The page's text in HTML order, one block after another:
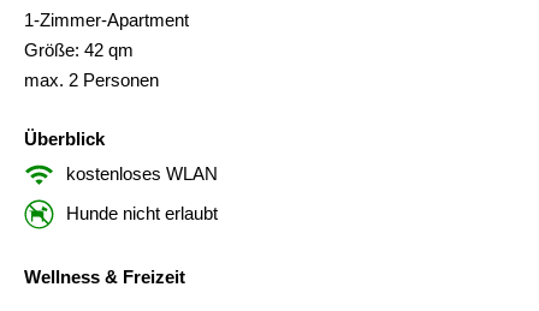
1-Zimmer-Apartment
Größe: 42 qm
max. 2 Personen
Überblick
kostenloses WLAN
Hunde nicht erlaubt
Wellness & Freizeit